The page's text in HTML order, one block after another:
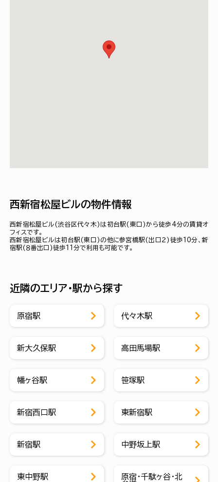
西新宿松屋ビルの物件情報
西新宿松屋ビル(渋谷区代々木)は初台駅(東口)から徒歩4分の賃貸オ
フィスです。
西新宿松屋ビルは初台駅(東口)の他に参宮橋駅(出口２)徒歩10分、新
宿駅(８番出口)徒歩11分で利用も可能です。
近隣のエリア・駅から探す
原宿駅 代々木駅
新大久保駅 高田馬場駅
幡ヶ谷駅 笹塚駅
新宿西口駅 東新宿駅
新宿駅 中野坂上駅
東中野駅
原宿・千駄ヶ谷・北